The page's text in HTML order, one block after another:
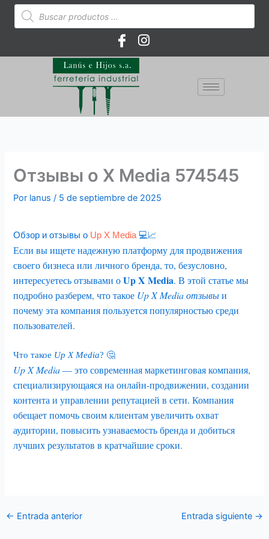
Búsqueda
de
productos
Отзывы о X Media 574545
Por lanus/ 5 de septiembre de 2025
Обзор и отзывы о Up X Media 💻📈
Если вы ищете надежную платформу для продвижения
своего бизнеса или личного бренда, то, безусловно,
интересуетесь отзывами оUp X Media. В этой статье мы
подробно разберем, что такое Up X Media отзывыи
почему эта компания пользуется популярностью среди
пользователей.
Что такое Up X Media? 🤔
Up X Media— это современная маркетинговая компания,
специализирующаяся на онлайн-продвижении, создании
контента и управлении репутацией в сети. Компания
обещает помочь своим клиентам увеличить охват
аудитории, повысить узнаваемость бренда и добиться
лучших результатов в кратчайшие сроки.
← Entrada anterior Entrada siguiente →